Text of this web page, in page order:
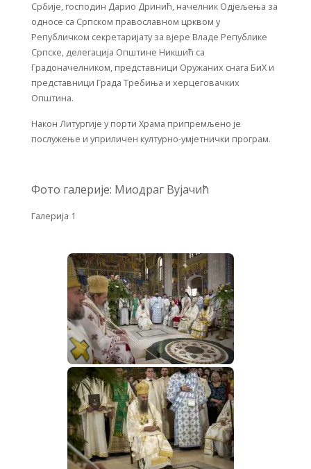
Србије, господин Дарио Дринић, начелник Одјељења за
односе са Српском православном црквом у
Републичком секретаријату за вјере Владе Републике
Српске, делегација Општине Никшић са
Градоначелником, представници Оружаних снага БиХ и
представници Града Требиња и херцеговачких
Општина.
Након Литургије у порти Храма припремљено је
послужење и уприличен културно-умјетнички програм.
Фото галерије: Миодраг Вујачић
Галерија 1